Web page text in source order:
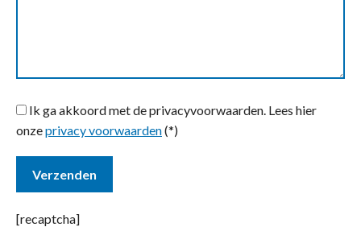
Ik ga akkoord met de privacyvoorwaarden. Lees hier
onzeprivacy voorwaarden(*)
[recaptcha]